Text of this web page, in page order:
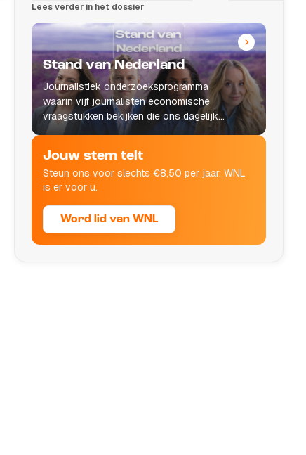
Lees verder in het dossier
Stand van Nederland
Journalistiek onderzoeksprogramma
waarin vijf journalisten economische
vraagstukken bekijken die ons dagelijks
leven raken.
Jouw stem telt
Steun ons voor slechts €8,50 per jaar. WNL
is er voor u.
Word lid van WNL